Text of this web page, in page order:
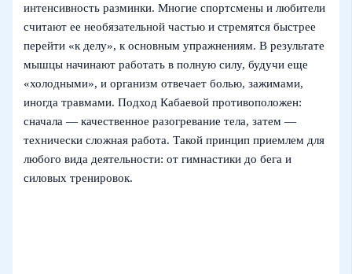
интенсивность разминки. Многие спортсмены и любители
считают ее необязательной частью и стремятся быстрее
перейти «к делу», к основным упражнениям. В результате
мышцы начинают работать в полную силу, будучи еще
«холодными», и организм отвечает болью, зажимами,
иногда травмами. Подход Кабаевой противоположен:
сначала — качественное разогревание тела, затем —
технически сложная работа. Такой принцип приемлем для
любого вида деятельности: от гимнастики до бега и
силовых тренировок.